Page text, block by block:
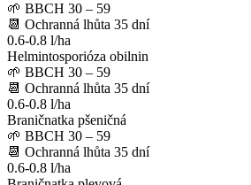
🌱 BBCH 30 – 59
📆 Ochranná lhůta 35 dní
0.6-0.8 l/ha
Helmintosporióza obilnin
🌱 BBCH 30 – 59
📆 Ochranná lhůta 35 dní
0.6-0.8 l/ha
Braničnatka pšeničná
🌱 BBCH 30 – 59
📆 Ochranná lhůta 35 dní
0.6-0.8 l/ha